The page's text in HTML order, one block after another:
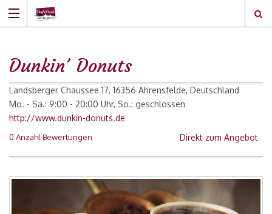
Dunkin´ Donuts
Landsberger Chaussee 17, 16356 Ahrensfelde, Deutschland
Mo. - Sa.: 9:00 - 20:00 Uhr, So.: geschlossen
http://www.dunkin-donuts.de
0 Anzahl Bewertungen Direkt zum Angebot